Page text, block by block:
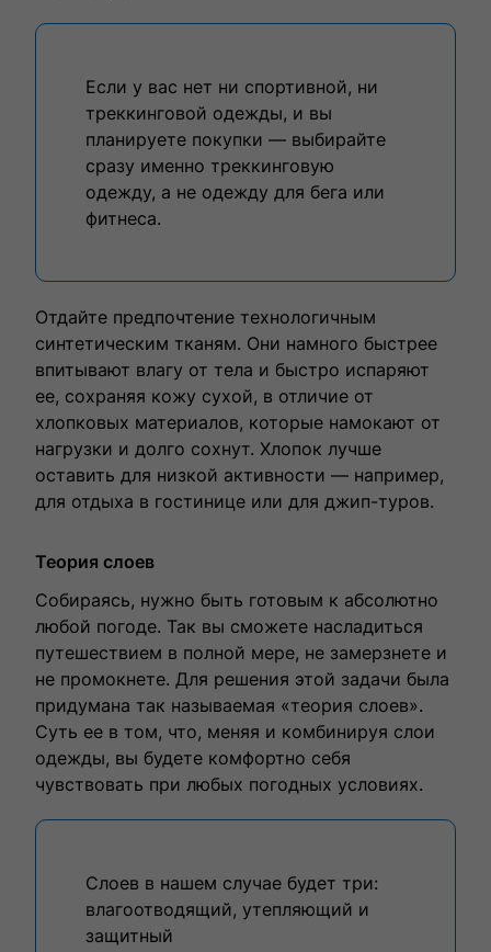
Если у вас нет ни спортивной, ни
треккинговой одежды, и вы
планируете покупки — выбирайте
сразу именно треккинговую
одежду, а не одежду для бега или
фитнеса.
Отдайте предпочтение технологичным
синтетическим тканям. Они намного быстрее
впитывают влагу от тела и быстро испаряют
ее, сохраняя кожу сухой, в отличие от
хлопковых материалов, которые намокают от
нагрузки и долго сохнут. Хлопок лучше
оставить для низкой активности — например,
для отдыха в гостинице или для джип-туров.
Теория слоев
Собираясь, нужно быть готовым к абсолютно
любой погоде. Так вы сможете насладиться
путешествием в полной мере, не замерзнете и
не промокнете. Для решения этой задачи была
придумана так называемая «теория слоев».
Суть ее в том, что, меняя и комбинируя слои
одежды, вы будете комфортно себя
чувствовать при любых погодных условиях.
Слоев в нашем случае будет три:
влагоотводящий, утепляющий и
защитный